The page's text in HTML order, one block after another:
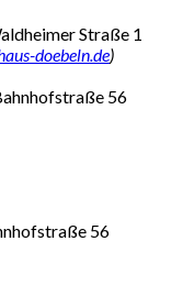
Straße 1
doebeln.de)
56
56